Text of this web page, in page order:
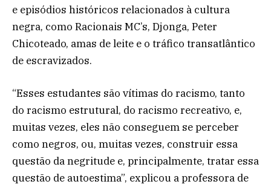
e episódios históricos relacionados à cultura
negra, como Racionais MC’s, Djonga, Peter
Chicoteado, amas de leite e o tráfico transatlântico
de escravizados.
“Esses estudantes são vítimas do racismo, tanto
do racismo estrutural, do racismo recreativo, e,
muitas vezes, eles não conseguem se perceber
como negros, ou, muitas vezes, construir essa
questão da negritude e, principalmente, tratar essa
questão de autoestima”, explicou a professora de